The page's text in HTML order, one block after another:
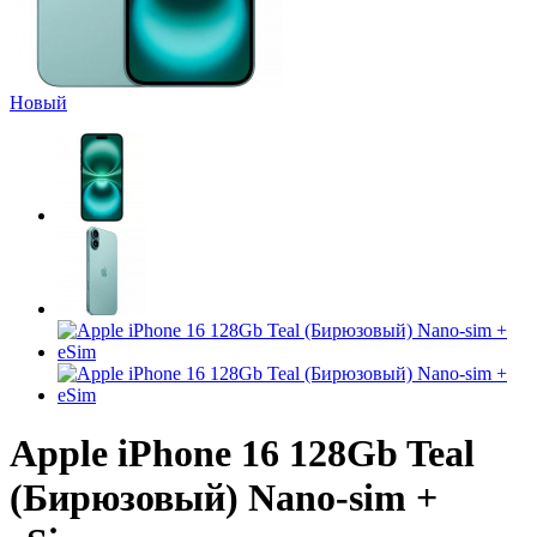
Новый
Apple iPhone 16 128Gb Teal
(Бирюзовый) Nano-sim +